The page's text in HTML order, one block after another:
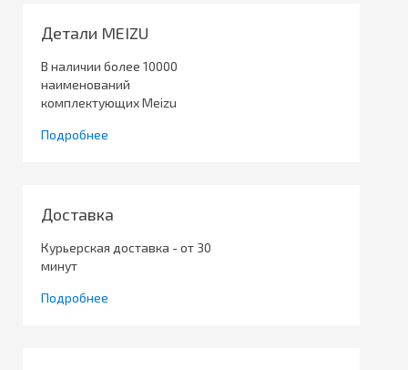
Детали MEIZU
В наличии более 10000
наименований
комплектующих Meizu
Подробнее
Доставка
Курьерская доставка - от 30
минут
Подробнее